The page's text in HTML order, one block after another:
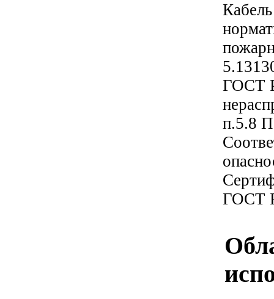
ГОСТ
п.5.8
ГОСТ